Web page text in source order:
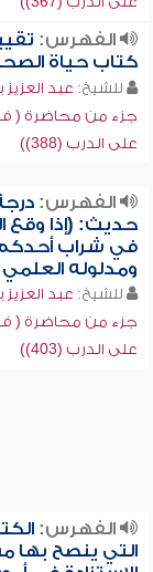
الفهرس:
كتاب حياة
للشيخ: عبد العزيز
جزء من محاضرة (
على الدرب (388))
الفهرس:
حديث: (إذا وقع
في شراب
ومدلوله العلمي
للشيخ: عبد العزيز
جزء من محاضرة (
على الدرب (403))
الفهرس:
التي ينصح بها من